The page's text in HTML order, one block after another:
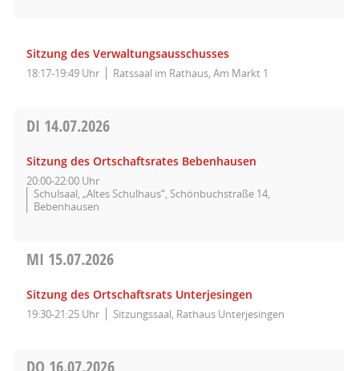
Sitzung des Verwaltungsausschusses
18:17-19:49 Uhr Ratssaal im Rathaus, Am Markt 1
DI 14.07.2026
Sitzung des Ortschaftsrates Bebenhausen
20:00-22:00 Uhr
Schulsaal, „Altes Schulhaus“, Schönbuchstraße 14,
Bebenhausen
MI 15.07.2026
Sitzung des Ortschaftsrats Unterjesingen
19:30-21:25 Uhr Sitzungssaal, Rathaus Unterjesingen